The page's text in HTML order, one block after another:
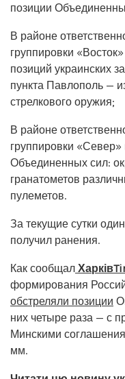
позиции
В районе
группировки
позиций украинских
пункта Павлополь —
стрелкового оружия;
В районе
группировки «Север»
Объединенных сил:
гранатометов
пулеметов.
За текущие сутки
получил ранения.
Как сообщал
формирования
обстреляли позиции
них четыре раза — с
Минскими
мм.